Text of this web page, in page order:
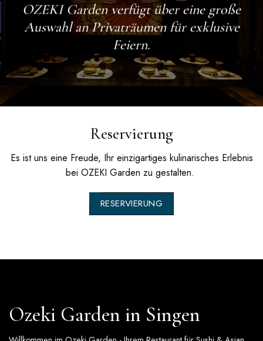
OZEKI Gardenverfügt über eine große
Auswahl an Privaträumen für exklusive
Feiern.
Reservierung
Es ist uns eine Freude, Ihr einzigartiges kulinarisches Erlebnis
bei OZEKI Garden zu gestalten.
RESERVIERUNG
Ozeki Garden in Singen